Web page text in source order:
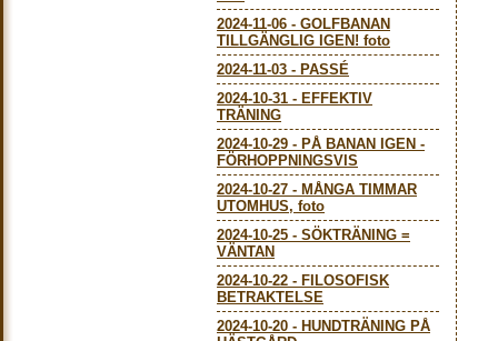
2024-11-06 - GOLFBANAN
TILLGÄNGLIG IGEN! foto
2024-11-03 - PASSÉ
2024-10-31 - EFFEKTIV
TRÄNING
2024-10-29 - PÅ BANAN IGEN -
FÖRHOPPNINGSVIS
2024-10-27 - MÅNGA TIMMAR
UTOMHUS, foto
2024-10-25 - SÖKTRÄNING =
VÄNTAN
2024-10-22 - FILOSOFISK
BETRAKTELSE
2024-10-20 - HUNDTRÄNING PÅ